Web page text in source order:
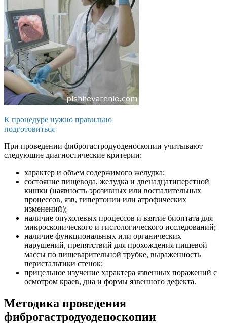
К процедуре нужно правильно
подготовиться
При проведении фиброгастродуоденоскопии учитывают
следующие диагностические критерии:
характер и объем содержимого желудка;
состояние пищевода, желудка и двенадцатиперстной
кишки (наявность эрозивных или воспалительных
процессов, язв, гипертонии или атрофических
изменений);
наличие опухолевых процессов и взятие биоптата для
микроскопического и гистологического исследований;
наличие функциональных или органических
нарушений, препятствий для прохождения пищевой
массы по пищеварительной трубке, выраженность
перистальтики стенок;
прицельное изучение характера язвенных поражений с
осмотром краев, дна и формы язвенного дефекта.
Методика проведения
фиброгастродуоденоскопии